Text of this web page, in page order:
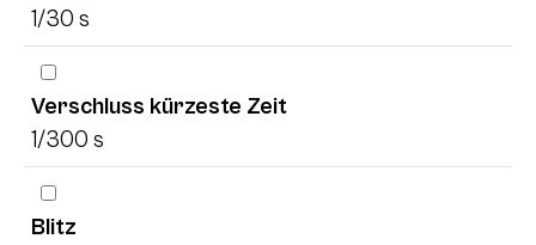
1/30 s
Verschluss kürzeste Zeit
1/300 s
Blitz